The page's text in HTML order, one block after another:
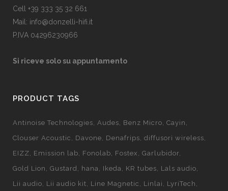
Cell +39 333 35 32 661
Mail: info@donzelli-hifi.it
P.IVA 04296230966
Si riceve solo su appuntamento
PRODUCT TAGS
Antinoise Technologies Audes Benz Micro Cayin
Clouser Acoustic
Davone Denafrips diffusori wireless
EIZZ
Emission lab Fonolab Fostex
Garlubidor
Gold Lion
Gustard hana Ikeda KR tubes
Lals audio
Lii audio
Lii audio kit Line Magnetic Linlai LyriTech